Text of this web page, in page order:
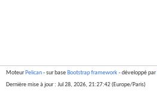
Moteur Pelican - sur base Bootstrap framework - développé par
Dernière mise à jour : Jul 28, 2026, 21:27:42 (Europe/Paris)